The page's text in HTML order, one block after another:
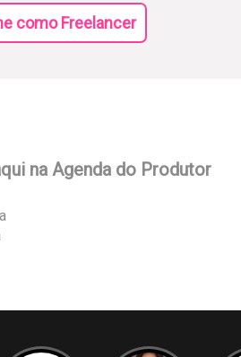
como Freelancer
na Agenda do Produtor